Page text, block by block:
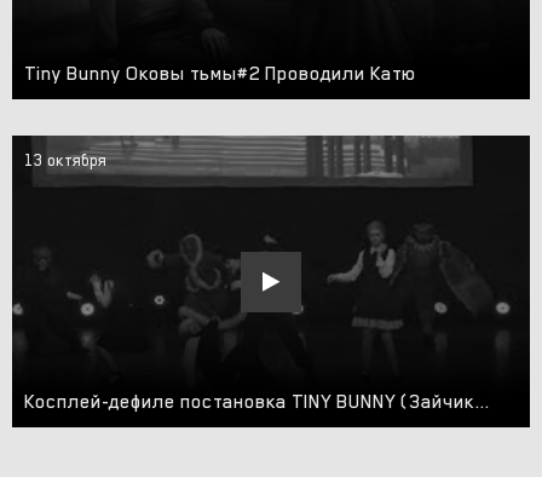
Tiny Bunny Оковы тьмы#2 Проводили Катю
13 октября
Косплей-дефиле постановка TINY BUNNY (Зайчик) – Mikan 2024